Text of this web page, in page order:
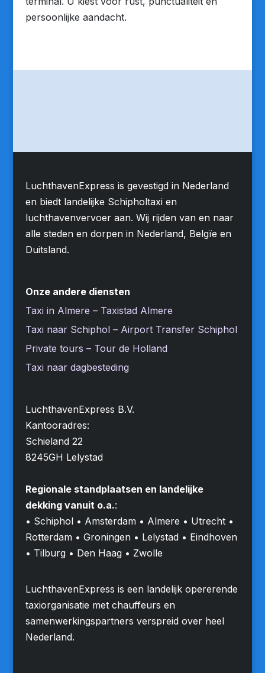
persoonlijke aandacht.
LuchthavenExpress is gevestigd in Nederland
en biedt landelijke Schipholtaxi en
luchthavenvervoer aan. Wij rijden van en naar
alle steden en dorpen in Nederland, Belgïe en
Duitsland.
Onze andere diensten
Taxi in Almere – Taxistad Almere
Taxi naar Schiphol – Airport Transfer Schiphol
Private tours – Tour de Holland
Taxi naar dagbesteding
LuchthavenExpress B.V.
Kantooradres:
Schieland 22
8245GH Lelystad
Regionale standplaatsen en landelijke
dekking vanuit o.a.:
• Schiphol • Amsterdam • Almere • Utrecht •
Rotterdam • Groningen • Lelystad • Eindhoven
• Tilburg • Den Haag • Zwolle
LuchthavenExpress is een landelijk opererende
taxiorganisatie met chauffeurs en
samenwerkingspartners verspreid over heel
Nederland.